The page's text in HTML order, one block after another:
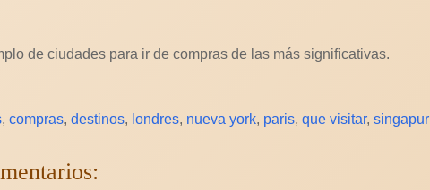
de ciudades para ir de compras de las más significativas.
, compras, destinos, londres, nueva york, paris, que visitar, singapur